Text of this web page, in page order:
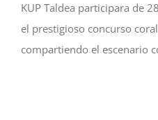
KUP Taldea participara de
el prestigioso concurso
compartiendo el escenario